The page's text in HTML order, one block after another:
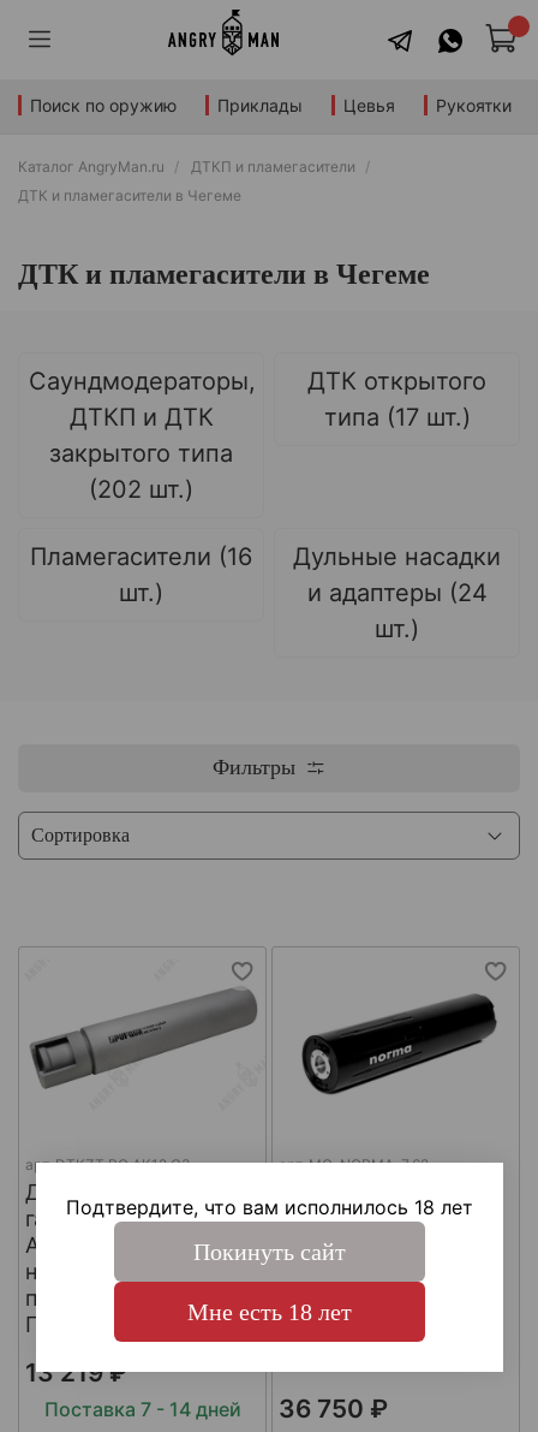
Поиск по оружию Приклады Цевья Рукоятки
Каталог AngryMan.ru
ДТКП и пламегасители
ДТК и пламегасители в Чегеме
ДТК и пламегасители в Чегеме
Саундмодераторы,
ДТКП и ДТК
закрытого типа
(202 шт.)
ДТК открытого
типа (17 шт.)
Пламегасители (16
шт.)
Дульные насадки
и адаптеры (24
шт.)
Фильтры
арт.DTKZT PG АК12 G3
ДТКП
газоразгруженный на
АК12 G3 (с
несъемным
пламегасителем) ,
Пафган / PufGun
13 219 ₽
Поставка 7 - 14 дней
арт.MG-NORMA-7.62
газоразгруженный
"NORMA" на
карабины, калибр
30-06, Matilda MG
36 750 ₽
Подтвердите, что вам исполнилось 18 лет
Покинуть сайт
Мне есть 18 лет